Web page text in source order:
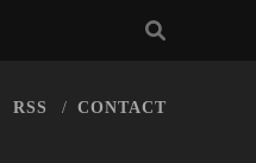
RSS CONTACT